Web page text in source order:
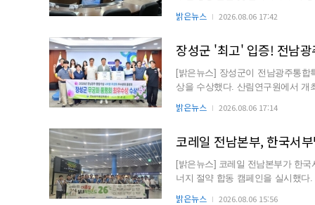
밝은뉴스 2026.08.06 17:42
[밝은뉴스] 장성군이 전남광주통
상을 수상했다. 산림연구원에서 개최된 이번 품평회에는 통합특별시 내 11개 시·군과 개인이 참가
밝은뉴스 2026.08.06 17:14
코레일 전남본부, 한국서
[밝은뉴스] 코레일 전남본부가 한
너지 절약 합동 캠페인을 실시했다. 이번 캠페인은 여름철 전력수요 증가에 대응하고 에너지 절약
밝은뉴스 2026.08.06 15:56